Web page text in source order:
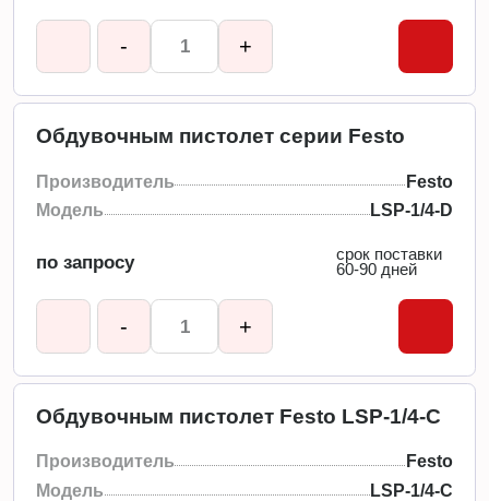
- +
Обдувочным пистолет серии Festo
Производитель
Festo
Модель
LSP-1/4-D
по запросу
срок поставки
60-90 дней
- +
Обдувочным пистолет Festo LSP-1/4-C
Производитель
Festo
Модель
LSP-1/4-C